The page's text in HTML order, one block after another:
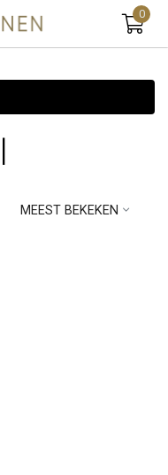
0
MEEST BEKEKEN